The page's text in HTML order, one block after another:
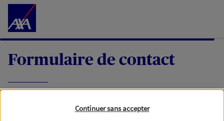
Accéder au Contenu
Formulaire de contact
demande, nous vous répondrons dans les
Continuer sans accepter